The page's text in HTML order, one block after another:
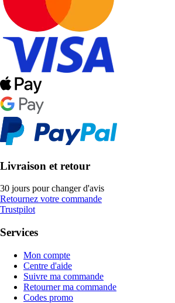
Livraison et retour
30 jours pour changer d'avis
Retournez votre commande
Trustpilot
Services
Mon compte
Centre d'aide
Suivre ma commande
Retourner ma commande
Codes promo